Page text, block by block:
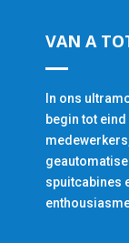
VAN A
In ons
begin tot
spuitcabines